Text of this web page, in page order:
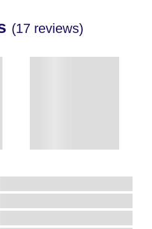
(17 reviews)